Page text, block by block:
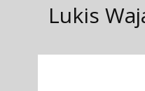
Lukis